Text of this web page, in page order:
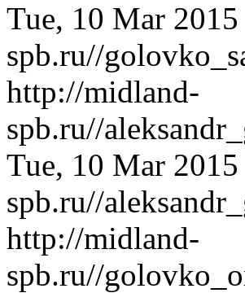
Tue, 10 Mar
spb.ru//
http://midland-
spb.ru//
Tue, 10 Mar
spb.ru//
http://midland-
spb.ru//